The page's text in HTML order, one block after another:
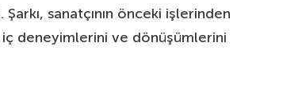
sanatçının önceki işlerinden
iç deneyimlerini ve dönüşümlerini